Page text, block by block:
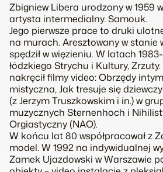
Zbigniew Libera urodzony w 1959
artysta intermedialny. Samouk.
Jego pierwsze prace to druki
na murach. Aresztowany w stanie
spędził w więzieniu. W latach
łódzkiego Strychu i Kultury,
nakręcił filmy video: Obrzędy
mistyczna, Jak tresuje się
(z Jerzym Truszkowskim i in.) w
muzycznych Sternenhoch i
Orgiastyczny (NAO).
W końcu lat 80 współpracował z
model. W 1992 na indywidualnej
Zamek Ujazdowski w Warszawie